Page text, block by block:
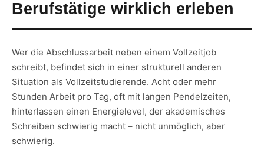
Berufstätige wirklich erleben
Wer die Abschlussarbeit neben einem Vollzeitjob
schreibt, befindet sich in einer strukturell anderen
Situation als Vollzeitstudierende. Acht oder mehr
Stunden Arbeit pro Tag, oft mit langen Pendelzeiten,
hinterlassen einen Energielevel, der akademisches
Schreiben schwierig macht – nicht unmöglich, aber
schwierig.